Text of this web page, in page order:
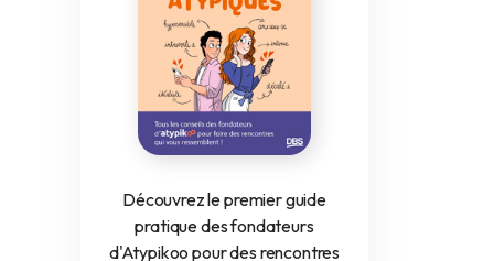
Découvrez le premier guide
pratique des fondateurs
d'Atypikoo pour des rencontres